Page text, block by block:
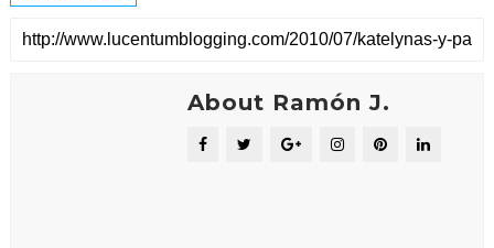
About Ramón J.